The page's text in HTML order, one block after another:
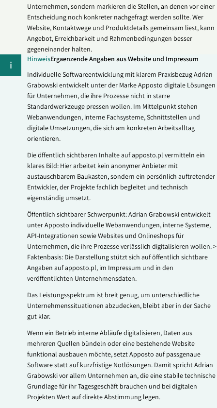
Unternehmen, sondern markieren die Stellen, an denen vor einer
Entscheidung noch konkreter nachgefragt werden sollte. Wer
Website, Kontaktwege und Produktdetails gemeinsam liest, kann
Angebot, Erreichbarkeit und Rahmenbedingungen besser
gegeneinander halten.
i HinweisErgaenzende Angaben aus Website und Impressum
Individuelle Softwareentwicklung mit klarem Praxisbezug Adrian
Grabowski entwickelt unter der Marke Apposto digitale Lösungen
für Unternehmen, die ihre Prozesse nicht in starre
Standardwerkzeuge pressen wollen. Im Mittelpunkt stehen
Webanwendungen, interne Fachsysteme, Schnittstellen und
digitale Umsetzungen, die sich am konkreten Arbeitsalltag
orientieren.
Die öffentlich sichtbaren Inhalte auf apposto.pl vermitteln ein
klares Bild: Hier arbeitet kein anonymer Anbieter mit
austauschbarem Baukasten, sondern ein persönlich auftretender
Entwickler, der Projekte fachlich begleitet und technisch
eigenständig umsetzt.
Öffentlich sichtbarer Schwerpunkt: Adrian Grabowski entwickelt
unter Apposto individuelle Webanwendungen, interne Systeme,
API-Integrationen sowie Websites und Onlineshops für
Unternehmen, die ihre Prozesse verlässlich digitalisieren wollen. >
Faktenbasis: Die Darstellung stützt sich auf öffentlich sichtbare
Angaben auf apposto.pl, im Impressum und in den
veröffentlichten Unternehmensdaten.
Das Leistungsspektrum ist breit genug, um unterschiedliche
Unternehmenssituationen abzudecken, bleibt aber in der Sache
gut klar.
Wenn ein Betrieb interne Abläufe digitalisieren, Daten aus
mehreren Quellen bündeln oder eine bestehende Website
funktional ausbauen möchte, setzt Apposto auf passgenaue
Software statt auf kurzfristige Notlösungen. Damit spricht Adrian
Grabowski vor allem Unternehmen an, die eine stabile technische
Grundlage für ihr Tagesgeschäft brauchen und bei digitalen
Projekten Wert auf direkte Abstimmung legen.